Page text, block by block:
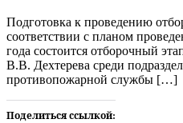
Подготовка к проведению
соответствии с планом
года состоится отборочный
В.В. Дехтерева среди
противопожарной службы […]
Поделиться ссылкой: